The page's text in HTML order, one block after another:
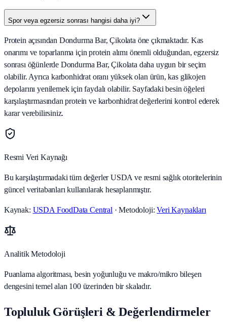
Spor veya egzersiz sonrası hangisi daha iyi?
Protein açısından Dondurma Bar, Çikolata öne çıkmaktadır. Kas
onarımı ve toparlanma için protein alımı önemli olduğundan, egzersiz
sonrası öğünlerde Dondurma Bar, Çikolata daha uygun bir seçim
olabilir. Ayrıca karbonhidrat oranı yüksek olan ürün, kas glikojen
depolarını yenilemek için faydalı olabilir. Sayfadaki besin öğeleri
karşılaştırmasından protein ve karbonhidrat değerlerini kontrol ederek
karar verebilirsiniz.
Resmi Veri Kaynağı
Bu karşılaştırmadaki tüm değerler USDA ve resmi sağlık otoritelerinin
güncel veritabanları kullanılarak hesaplanmıştır.
Kaynak: USDA FoodData Central · Metodoloji:Veri Kaynakları
Analitik Metodoloji
Puanlama algoritması, besin yoğunluğu ve makro/mikro bileşen
dengesini temel alan 100 üzerinden bir skaladır.
Topluluk Görüşleri & Değerlendirmeler